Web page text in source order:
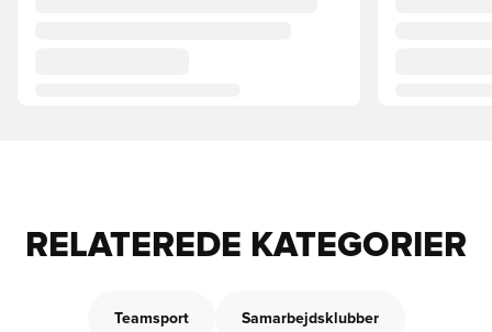
RELATEREDE KATEGORIER
Teamsport Samarbejdsklubber